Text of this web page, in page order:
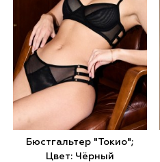
Бюстгальтер "Токио";
Цвет: Чёрный